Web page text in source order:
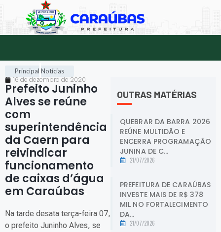
Principal Notícias
16 de dezembro de 2020
Prefeito Juninho
Alves se reúne
com
superintendência
da Caern para
reivindicar
funcionamento
de caixas d’água
em Caraúbas
Na tarde desata terça-feira 07,
o prefeito Juninho Alves, se
OUTRAS MATÉRIAS
QUEBRAR DA BARRA 2026
REÚNE MULTIDÃO E
ENCERRA PROGRAMAÇÃO
JUNINA DE C...
21/07/2026
PREFEITURA DE CARAÚBAS
INVESTE MAIS DE R$ 378
MIL NO FORTALECIMENTO
DA...
21/07/2026